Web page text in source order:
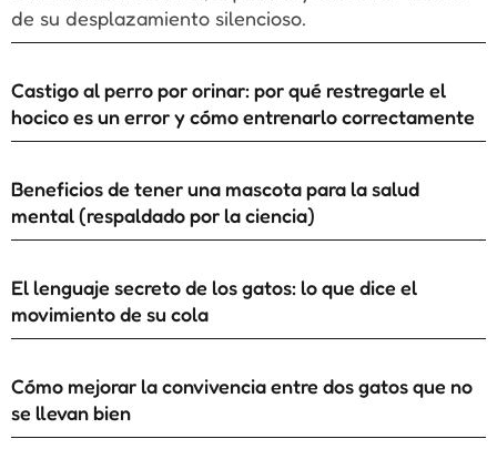
de su desplazamiento silencioso.
Castigo al perro por orinar: por qué restregarle el
hocico es un error y cómo entrenarlo correctamente
Beneficios de tener una mascota para la salud
mental (respaldado por la ciencia)
El lenguaje secreto de los gatos: lo que dice el
movimiento de su cola
Cómo mejorar la convivencia entre dos gatos que no
se llevan bien